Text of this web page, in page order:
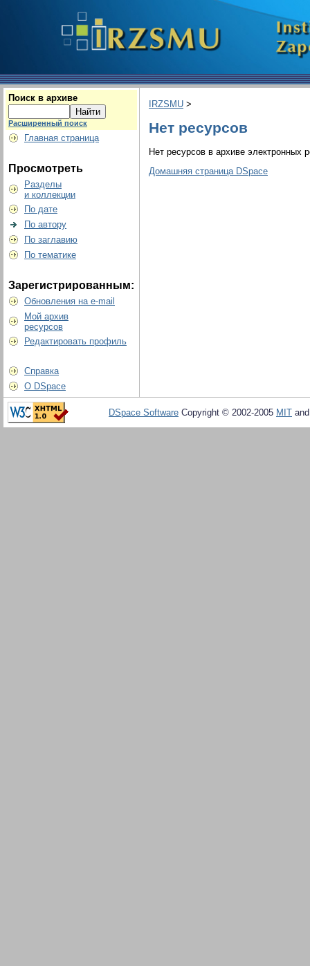
Поиск в архиве
Расширенный поиск
Главная страница
Просмотреть
Разделы
и коллекции
По дате
По автору
По заглавию
По тематике
Зарегистрированным:
Обновления на e-mail
Мой архив
ресурсов
Редактировать профиль
Справка
О DSpace
IRZSMU >
Нет ресурсов
Нет ресурсов в архиве электронных
Домашняя страница DSpace
DSpace Software Copyright © 2002-2005 MIT